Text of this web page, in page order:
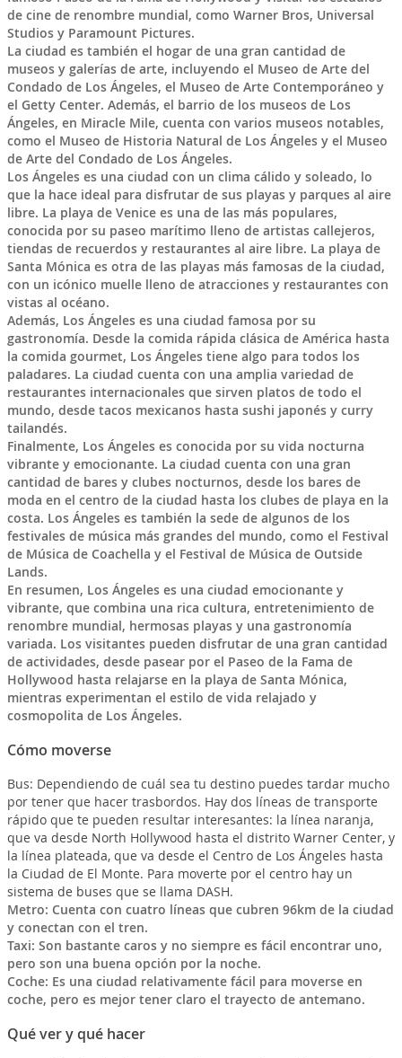
de cine de renombre mundial, como Warner Bros, Universal
Studios y Paramount Pictures.
La ciudad es también el hogar de una gran cantidad de
museos y galerías de arte, incluyendo el Museo de Arte del
Condado de Los Ángeles, el Museo de Arte Contemporáneo y
el Getty Center. Además, el barrio de los museos de Los
Ángeles, en Miracle Mile, cuenta con varios museos notables,
como el Museo de Historia Natural de Los Ángeles y el Museo
de Arte del Condado de Los Ángeles.
Los Ángeles es una ciudad con un clima cálido y soleado, lo
que la hace ideal para disfrutar de sus playas y parques al aire
libre. La playa de Venice es una de las más populares,
conocida por su paseo marítimo lleno de artistas callejeros,
tiendas de recuerdos y restaurantes al aire libre. La playa de
Santa Mónica es otra de las playas más famosas de la ciudad,
con un icónico muelle lleno de atracciones y restaurantes con
vistas al océano.
Además, Los Ángeles es una ciudad famosa por su
gastronomía. Desde la comida rápida clásica de América hasta
la comida gourmet, Los Ángeles tiene algo para todos los
paladares. La ciudad cuenta con una amplia variedad de
restaurantes internacionales que sirven platos de todo el
mundo, desde tacos mexicanos hasta sushi japonés y curry
tailandés.
Finalmente, Los Ángeles es conocida por su vida nocturna
vibrante y emocionante. La ciudad cuenta con una gran
cantidad de bares y clubes nocturnos, desde los bares de
moda en el centro de la ciudad hasta los clubes de playa en la
costa. Los Ángeles es también la sede de algunos de los
festivales de música más grandes del mundo, como el Festival
de Música de Coachella y el Festival de Música de Outside
Lands.
En resumen, Los Ángeles es una ciudad emocionante y
vibrante, que combina una rica cultura, entretenimiento de
renombre mundial, hermosas playas y una gastronomía
variada. Los visitantes pueden disfrutar de una gran cantidad
de actividades, desde pasear por el Paseo de la Fama de
Hollywood hasta relajarse en la playa de Santa Mónica,
mientras experimentan el estilo de vida relajado y
cosmopolita de Los Ángeles.
Cómo moverse
Bus: Dependiendo de cuál sea tu destino puedes tardar mucho
por tener que hacer trasbordos. Hay dos líneas de transporte
rápido que te pueden resultar interesantes: la línea naranja,
que va desde North Hollywood hasta el distrito Warner Center, y
la línea plateada, que va desde el Centro de Los Ángeles hasta
la Ciudad de El Monte. Para moverte por el centro hay un
sistema de buses que se llama DASH.
Metro: Cuenta con cuatro líneas que cubren 96km de la ciudad
y conectan con el tren.
Taxi: Son bastante caros y no siempre es fácil encontrar uno,
pero son una buena opción por la noche.
Coche: Es una ciudad relativamente fácil para moverse en
coche, pero es mejor tener claro el trayecto de antemano.
Qué ver y qué hacer